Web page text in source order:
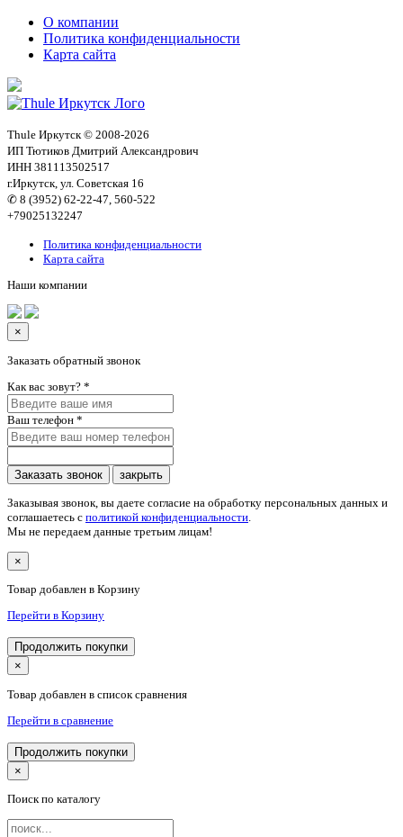
О компании
Политика конфиденциальности
Карта сайта
Thule Иркутск © 2008-2026
ИП Тютиков Дмитрий Александрович
ИНН 381113502517
г.Иркутск, ул. Советская 16
✆ 8 (3952) 62-22-47, 560-522
+79025132247
Политика конфиденциальности
Карта сайта
Наши компании
×
Заказать обратный звонок
Как вас зовут? *
Ваш телефон *
Заказать звонок закрыть
Заказывая звонок, вы даете согласие на обработку персональных данных и
соглашаетесь c политикой конфиденциальности.
Мы не передаем данные третьим лицам!
×
Товар добавлен в Корзину
Перейти в Корзину
Продолжить покупки
×
Товар добавлен в список сравнения
Перейти в сравнение
Продолжить покупки
×
Поиск по каталогу